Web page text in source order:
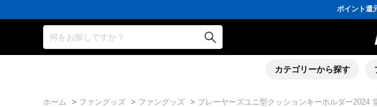
ポイント還
会員の方にはお誕生
16,000円(税込)
3,300
ポイント還
会員の方にはお誕生
何をお探しですか？
カテゴリーから探す
ホーム > ファングッズ > ファングッズ > プレーヤーズユニ型クッションキーホルダー2024